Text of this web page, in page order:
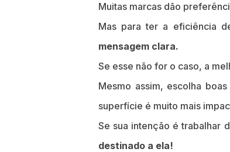
Muitas marcas dão
Mas para ter a eficiência
mensagem clara.
Se esse não for o caso, a
Mesmo assim, escolha
superfície é muito mais
Se sua intenção é trabalhar
destinado a ela!